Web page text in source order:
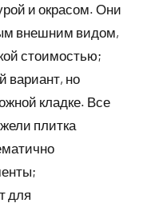
и окрасом. Они
внешним видом,
стоимостью;
вариант, но
кладке. Все
плитка
для